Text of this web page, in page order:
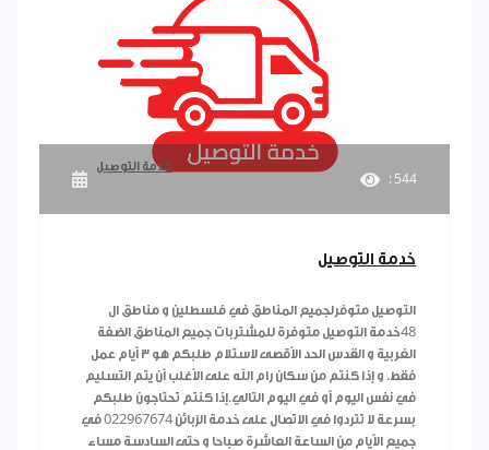
خدمة التوصيل
: 544
خدمة التوصيل
التوصيل متوفرلجميع المناطق في فلسطلين و مناطق ال
48خدمة التوصيل متوفرة للمشتربات جميع المناطق الضفة
الغربية و القدس الحد الأقصى لاستلام طلبكم هو ٣ أيام عمل
فقط. و إذا كنتم من سكان رام الله على الأغلب أن يتم التسليم
في نفس اليوم أو في اليوم التالي.إذا كنتم تحتاجون طلبكم
بسرعة لا تتردوا في الاتصال على خدمة الزبائن 022967674 في
جميع الأيام من الساعة العاشرة صباحا و حتى السادسة مساء